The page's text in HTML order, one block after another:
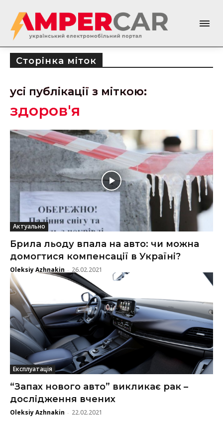
Сторінка міток
усі публікації з міткою:
здоров'я
Актуально
Брила льоду впала на авто: чи можна
домогтися компенсації в Україні?
Oleksiy Azhnakin - 26.02.2021
Експлуатація
“Запах нового авто” викликає рак –
дослідження вчених
Oleksiy Azhnakin - 22.02.2021